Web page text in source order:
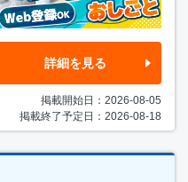
詳細を見る
掲載開始日：2026-08-05
掲載終了予定日：2026-08-18